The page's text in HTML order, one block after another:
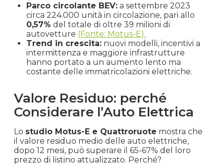
Parco circolante BEV: a settembre 2023
circa 224.000 unità in circolazione, pari allo
0,57% del totale di oltre 39 milioni di
autovetture (Fonte: Motus-E).
Trend in crescita: nuovi modelli, incentivi a
intermittenza e maggiore infrastrutture
hanno portato a un aumento lento ma
costante delle immatricolazioni elettriche.
Valore Residuo: perché
Considerare l’Auto Elettrica
Lo studio Motus-E e Quattroruote mostra che
il valore residuo medio delle auto elettriche,
dopo 12 mesi, può superare il 65-67% del loro
prezzo di listino attualizzato. Perché?